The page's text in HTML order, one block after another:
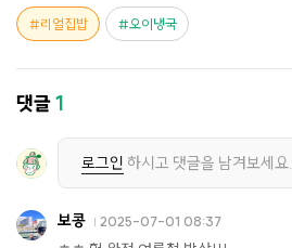
리얼집밥 오이냉국
댓글1
로그인 하시고 댓글을 남겨보세요.
보콩 2025-07-01 08:37